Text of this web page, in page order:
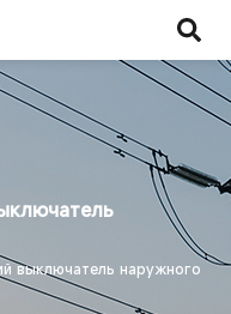
выключатель наружного